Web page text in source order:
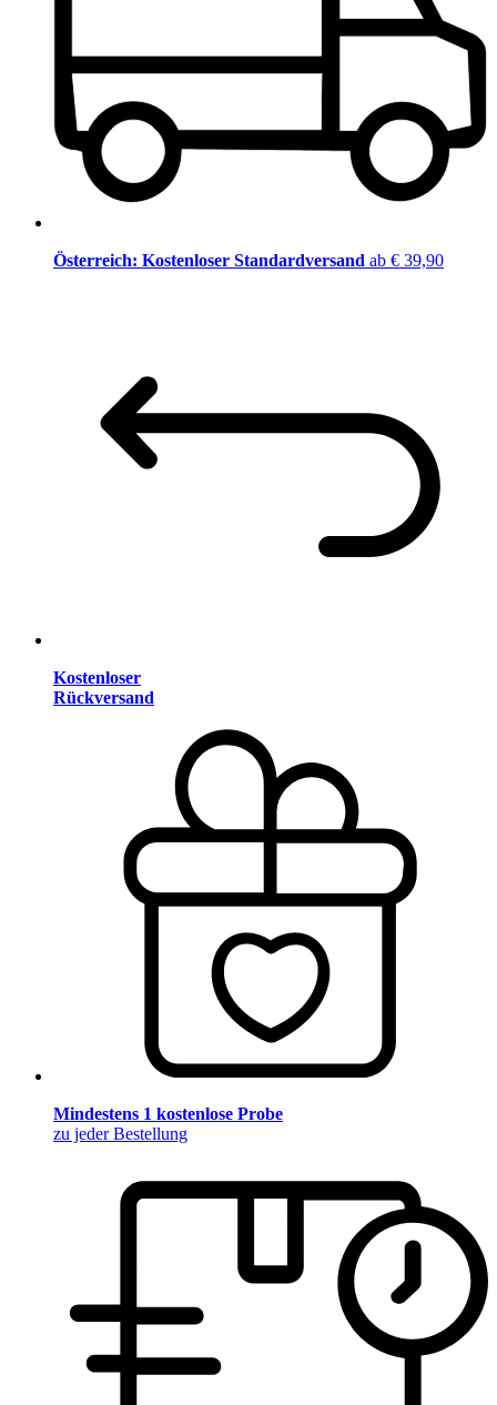
Österreich: Kostenloser Standardversand ab € 39,90
Kostenloser
Rückversand
Mindestens 1 kostenlose Probe
zu jeder Bestellung